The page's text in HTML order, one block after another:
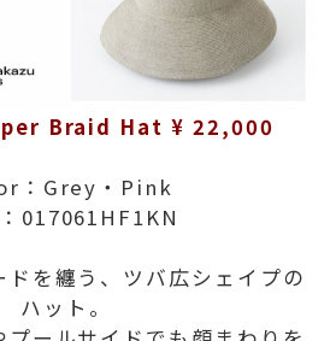
Braid Hat ¥ 22,000
：Grey・Pink
017061HF1KN
ドを纏う、ツバ広シェイプの
ハット。